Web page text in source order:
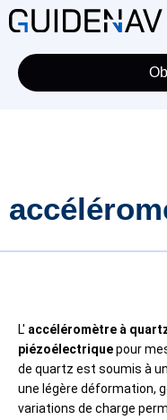
L' accéléromètre à
piézoélectriquepour
de quartz est soumis à
une légère déformation,
variations de charge